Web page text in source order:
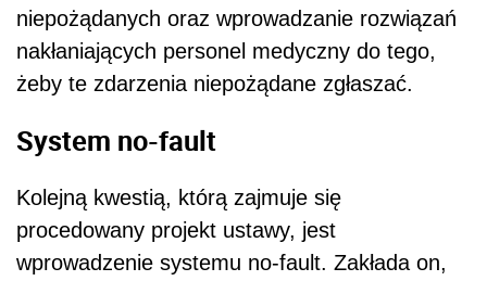
niepożądanych oraz wprowadzanie rozwiązań
nakłaniających personel medyczny do tego,
żeby te zdarzenia niepożądane zgłaszać.
System no-fault
Kolejną kwestią, którą zajmuje się
procedowany projekt ustawy, jest
wprowadzenie systemu no-fault. Zakłada on,